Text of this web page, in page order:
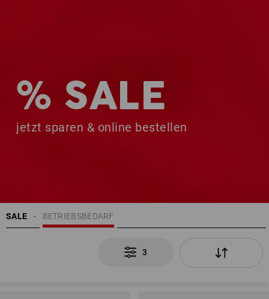
% SALE
jetzt sparen & online bestellen
SALE BETRIEBSBEDARF
3